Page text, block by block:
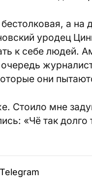
а на
уродец
к себе людей.
они
Стоило мне
«Чё так